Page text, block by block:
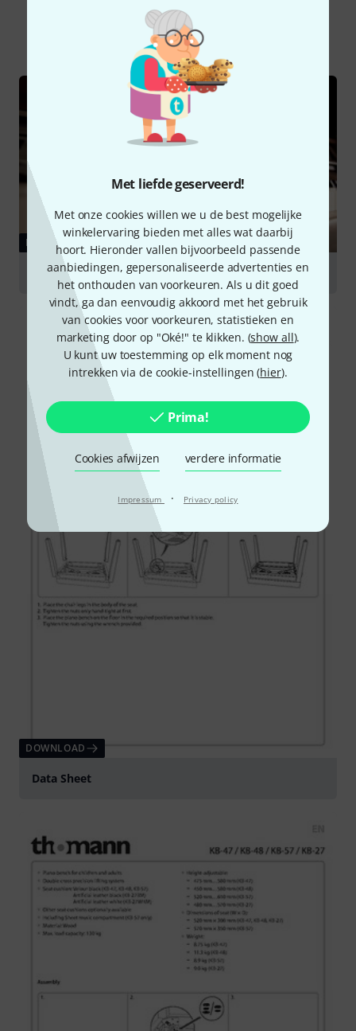
Met liefde geserveerd!
Met onze cookies willen we u de best mogelijke
winkelervaring bieden met alles wat daarbij
hoort. Hieronder vallen bijvoorbeeld passende
aanbiedingen, gepersonaliseerde advertenties en
het onthouden van voorkeuren. Als u dit goed
vindt, ga dan eenvoudig akkoord met het gebruik
van cookies voor voorkeuren, statistieken en
marketing door op "Oké!" te klikken. (show all).
U kunt uw toestemming op elk moment nog
intrekken via de cookie-instellingen (hier).
Prima!
Cookies afwijzen verdere informatie
Impressum · Privacy policy
Online Raadgever
RAADGEVER
Digitale piano's
DOWNLOAD
Data Sheet